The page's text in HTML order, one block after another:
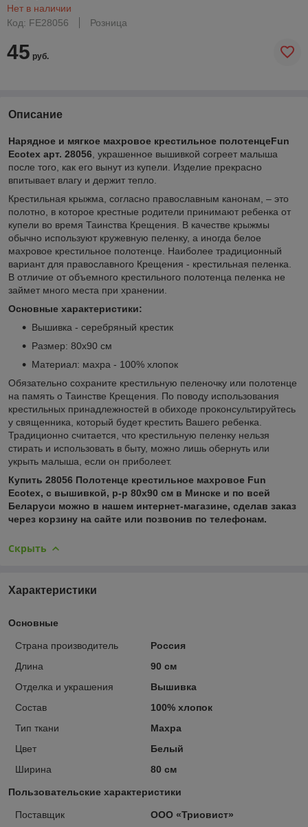
Нет в наличии
Код: FE28056
Розница
45 руб.
Описание
Нарядное и мягкое махровое крестильное полотенцеFun
Ecotex арт. 28056 , украшенное вышивкой согреет малыша
после того, как его вынут из купели. Изделие прекрасно
впитывает влагу и держит тепло.
Крестильная крыжма, согласно православным канонам, – это
полотно, в которое крестные родители принимают ребенка от
купели во время Таинства Крещения. В качестве крыжмы
обычно используют кружевную пеленку, а иногда белое
махровое крестильное полотенце. Наиболее традиционный
вариант для православного Крещения - крестильная пеленка.
В отличие от объемного крестильного полотенца пеленка не
займет много места при хранении.
Основные характеристики:
Вышивка - серебряный крестик
Размер: 80х90 см
Материал: махра - 100% хлопок
Обязательно сохраните крестильную пеленочку или полотенце
на память о Таинстве Крещения. По поводу использования
крестильных принадлежностей в обиходе проконсультируйтесь
у священника, который будет крестить Вашего ребенка.
Традиционно считается, что крестильную пеленку нельзя
стирать и использовать в быту, можно лишь обернуть или
укрыть малыша, если он приболеет.
Купить 28056 Полотенце крестильное махровое Fun
Ecotex, с вышивкой, р-р 80x90 см в Минске и по всей
Беларуси можно в нашем интернет-магазине, сделав заказ
через корзину на сайте или позвонив по телефонам.
Скрыть
Характеристики
Основные
Страна производитель
Россия
Длина
90 см
Отделка и украшения
Вышивка
Состав
100% хлопок
Тип ткани
Махра
Цвет
Белый
Ширина
80 см
Пользовательские характеристики
Поставщик ООО «Триовист»